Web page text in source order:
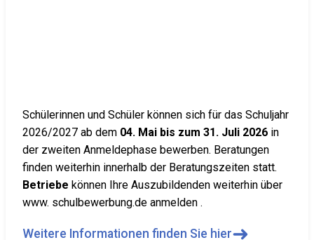
Schülerinnen und Schüler können sich für das Schuljahr
2026/2027 ab dem 04. Mai bis zum 31. Juli 2026 in
der zweiten Anmeldephase bewerben. Beratungen
finden weiterhin innerhalb der Beratungszeiten statt.
Betriebe können Ihre Auszubildenden weiterhin über
www. schulbewerbung.de anmelden .
Weitere Informationen finden Sie hier➜